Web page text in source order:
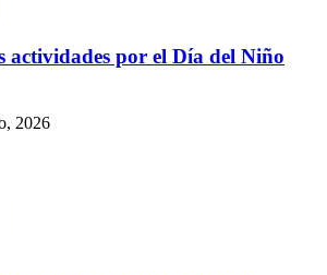
actividades por el Día del Niño
2026